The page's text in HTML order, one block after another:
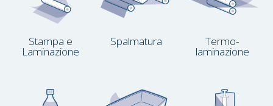
Stampa e
Laminazione
Spalmatura Termo­
laminazione